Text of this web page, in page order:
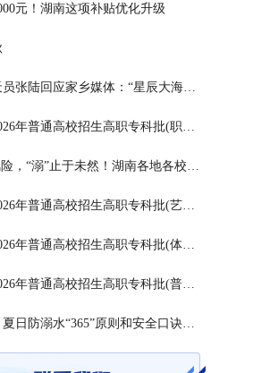
元！湖南这项补贴优化升级
湘籍航天员张陆回应家乡媒体：“星辰大海是一群人的长征”
湖南省2026年普通高校招生高职专科批(职高对口类)第一次投档分数线
“防”住风险，“溺”止于未然！湖南各地各校打响防溺水“保卫战”
湖南省2026年普通高校招生高职专科批(艺术类)第一次投档分数线
湖南省2026年普通高校招生高职专科批(体育类)第一次投档分数线
湖南省2026年普通高校招生高职专科批(普通类)第一次投档分数线
划重点！夏日防溺水“365”原则和安全口诀一起学